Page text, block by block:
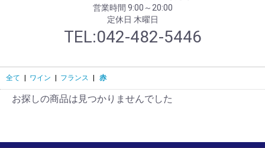
営業時間 9:00～20:00
定休日 木曜日
TEL:042-482-5446
全て ワイン フランス 赤
お探しの商品は見つかりませんでした